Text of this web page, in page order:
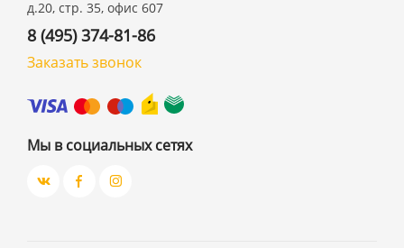
д.20, стр. 35, офис 607
8 (495) 374-81-86
Заказать звонок
Мы в социальных сетях